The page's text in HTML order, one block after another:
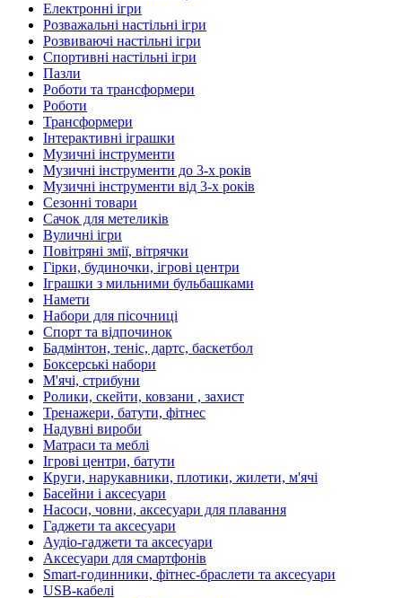
Електронні ігри
Розважальні настільні ігри
Розвиваючі настільні ігри
Спортивні настільні ігри
Пазли
Роботи та трансформери
Роботи
Трансформери
Інтерактивні іграшки
Музичні інструменти
Музичні інструменти до 3-х років
Музичні інструменти від 3-х років
Сезонні товари
Сачок для метеликів
Вуличні ігри
Повітряні змії, вітрячки
Гірки, будиночки, ігрові центри
Іграшки з мильними бульбашками
Намети
Набори для пісочниці
Спорт та відпочинок
Бадмінтон, теніс, дартс, баскетбол
Боксерські набори
М'ячі, стрибуни
Ролики, скейти, ковзани , захист
Тренажери, батути, фітнес
Надувні вироби
Матраси та меблі
Ігрові центри, батути
Круги, нарукавники, плотики, жилети, м'ячі
Басейни і аксесуари
Насоси, човни, аксесуари для плавання
Гаджети та аксесуари
Аудіо-гаджети та аксесуари
Аксесуари для смартфонів
Smart-годинники, фітнес-браслети та аксесуари
USB-кабелі